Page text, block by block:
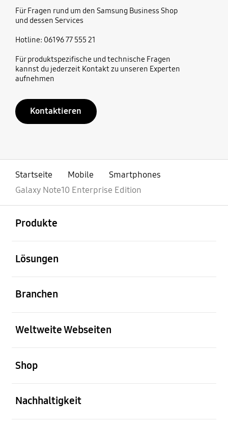
Für Fragen rund um den Samsung Business Shop
und dessen Services
Hotline: 06196 77 555 21
Für produktspezifische und technische Fragen
kannst du jederzeit Kontakt zu unseren Experten
aufnehmen
Kontaktieren
Startseite Mobile
Smartphones
Galaxy Note10 Enterprise Edition
Produkte
Lösungen
Branchen
Weltweite Webseiten
Shop
Nachhaltigkeit